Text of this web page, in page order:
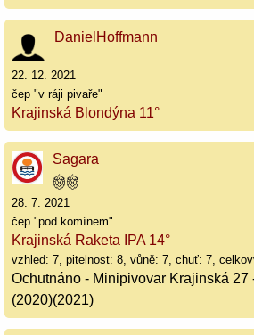
DanielHoffmann
22. 12. 2021
čep "v ráji pivaře"
Krajinská Blondýna 11°
Sagara
28. 7. 2021
čep "pod komínem"
Krajinská Raketa IPA 14°
vzhled: 7, pitelnost: 8, vůně: 7, chuť: 7,
Ochutnáno - Minipivovar Krajinská
(2020)(2021)